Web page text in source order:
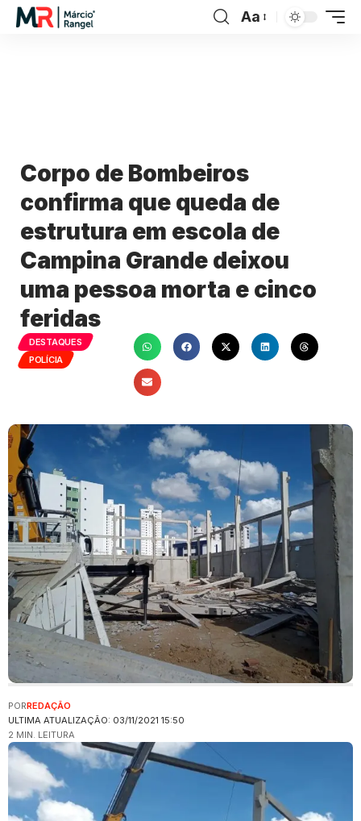
Aa
Corpo de Bombeiros
confirma que queda de
estrutura em escola de
Campina Grande deixou
uma pessoa morta e cinco
feridas
DESTAQUES
POLÍCIA
ULTIMA ATUALIZAÇÃO: 03/11/2021 15:50
PORREDAÇÃO
2 MIN. LEITURA